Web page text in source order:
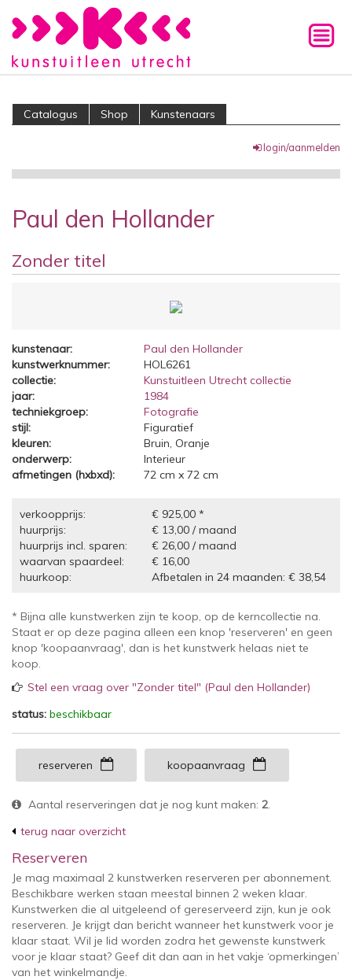
Catalogus Shop Kunstenaars
login/aanmelden
Paul den Hollander
Zonder titel
kunstenaar:
Paul den Hollander
kunstwerknummer:
HOL6261
collectie:
Kunstuitleen Utrecht collectie
jaar:
1984
techniekgroep:
Fotografie
stijl:
Figuratief
kleuren:
Bruin, Oranje
onderwerp:
Interieur
afmetingen (hxbxd):
72 cm x 72 cm
verkoopprijs:
€ 925,00 *
huurprijs:
€ 13,00 / maand
huurprijs incl. sparen:
€ 26,00 / maand
waarvan spaardeel:
€ 16,00
huurkoop:
Afbetalen in 24 maanden: € 38,54
* Bijna alle kunstwerken zijn te koop, op de kerncollectie na.
Staat er op deze pagina alleen een knop 'reserveren' en geen
knop 'koopaanvraag', dan is het kunstwerk helaas niet te
koop.
Stel een vraag over "Zonder titel" (Paul den Hollander)
status: beschikbaar
reserveren koopaanvraag
Aantal reserveringen dat je nog kunt maken: 2.
terug naar overzicht
Reserveren
Je mag maximaal 2 kunstwerken reserveren per abonnement.
Beschikbare werken staan meestal binnen 2 weken klaar.
Kunstwerken die al uitgeleend of gereserveerd zijn, kun je ook
reserveren. Je krijgt dan bericht wanneer het kunstwerk voor je
klaar staat. Wil je lid worden zodra het gewenste kunstwerk
voor je klaar staat? Geef dit dan aan in het vakje ‘opmerkingen’
van het winkelmandje.